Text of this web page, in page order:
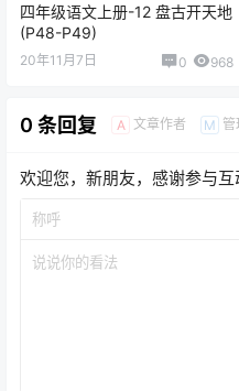
四年级语文上册-12 盘古开天地
(P48-P49)
20年11月7日 0 968
0 条回复 A 文章作者 M 管
欢迎您，新朋友，感谢参与互